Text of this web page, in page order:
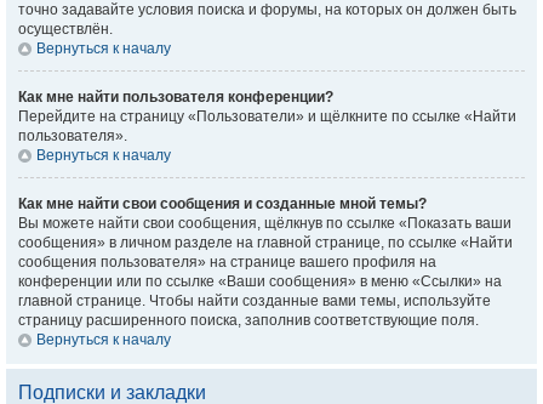
точно задавайте условия поиска и форумы, на которых он должен быть
осуществлён.
Вернуться к началу
Как мне найти пользователя конференции?
Перейдите на страницу «Пользователи» и щёлкните по ссылке «Найти
пользователя».
Вернуться к началу
Как мне найти свои сообщения и созданные мной темы?
Вы можете найти свои сообщения, щёлкнув по ссылке «Показать ваши
сообщения» в личном разделе на главной странице, по ссылке «Найти
сообщения пользователя» на странице вашего профиля на
конференции или по ссылке «Ваши сообщения» в меню «Ссылки» на
главной странице. Чтобы найти созданные вами темы, используйте
страницу расширенного поиска, заполнив соответствующие поля.
Вернуться к началу
Подписки и закладки